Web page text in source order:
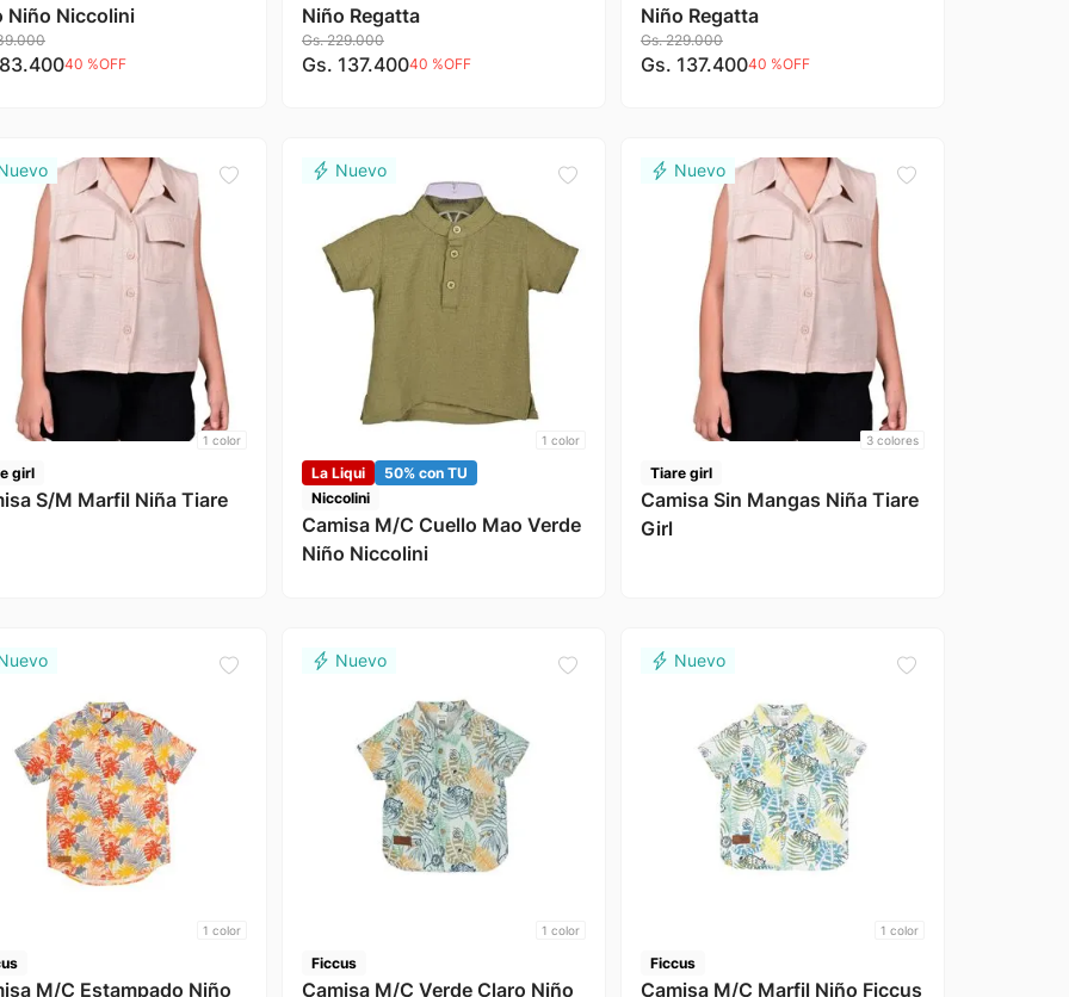
Niño Niccolini
.000
83.40040 %OFF
Niño Regatta
Gs. 229.000
Gs. 137.40040 %OFF
Niño Regatta
Gs. 229.000
Gs. 137.40040 %OFF
1 color
girl
S/M Marfil Niña Tiare
1 color
La Liqui
50% con TU
Niccolini
Camisa M/C Cuello Mao Verde
Niño Niccolini
3colores
Tiare girl
Camisa Sin Mangas Niña Tiare
Girl
1 color
M/C Estampado Niño
1 color
Ficcus
Camisa M/C Verde Claro Niño
1 color
Ficcus
Camisa M/C Marfil Niño Ficcus